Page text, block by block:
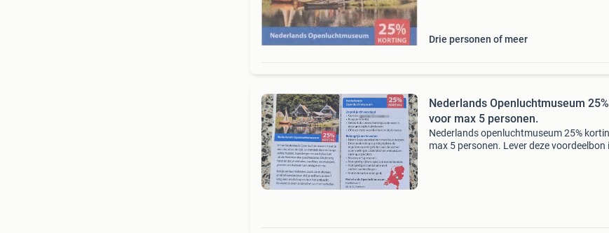
Drie personen of meer
Nederlands Openluchtmuseum
voor max 5 personen.
Nederlands openluchtmuseum 25%
max 5 personen. Lever deze voordeelbon